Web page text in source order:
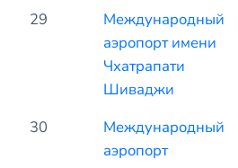
29
Международный
аэропорт имени
Чхатрапати
Шиваджи
30
Международный
аэропорт